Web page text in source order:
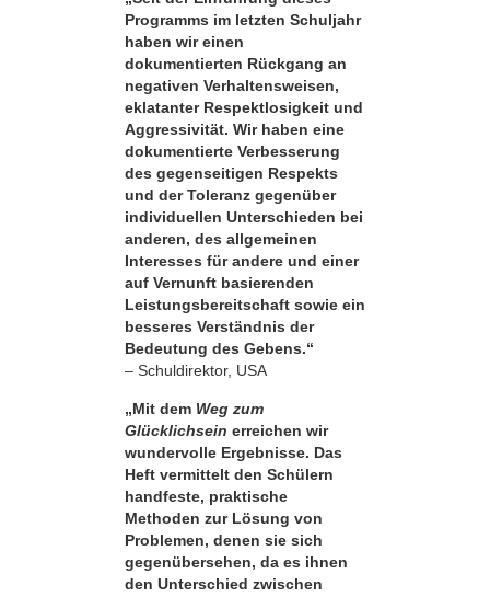
Programms im letzten Schuljahr
haben wir einen
dokumentierten Rückgang an
negativen Verhaltensweisen,
eklatanter Respekt­losigkeit und
Aggressivität. Wir haben eine
dokumentierte Verbesserung
des gegenseitigen Respekts
und der Toleranz gegenüber
individuellen Unterschieden bei
anderen, des allgemeinen
Interesses für andere und einer
auf Vernunft basierenden
Leistungsbereitschaft sowie ein
besseres Verständnis der
Bedeutung des Gebens.“
– Schuldirektor, USA
„Mit dem Weg zum
Glücklichsein erreichen wir
wundervolle Ergebnisse. Das
Heft vermittelt den Schülern
handfeste, praktische
Methoden zur Lösung von
Problemen, denen sie sich
gegenübersehen, da es ihnen
den Unterschied zwischen